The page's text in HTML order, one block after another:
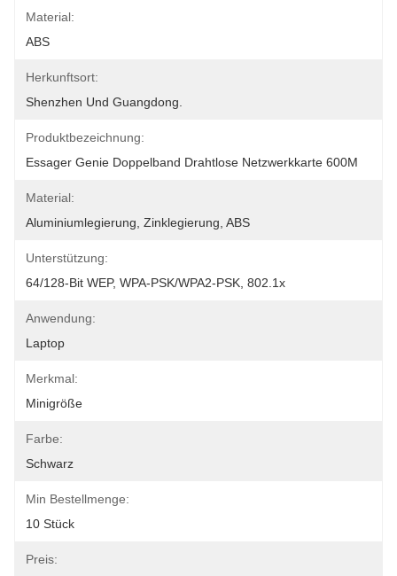
Material:
ABS
Herkunftsort:
Shenzhen Und Guangdong.
Produktbezeichnung:
Essager Genie Doppelband Drahtlose Netzwerkkarte 600M
Material:
Aluminiumlegierung, Zinklegierung, ABS
Unterstützung:
64/128-Bit WEP, WPA-PSK/WPA2-PSK, 802.1x
Anwendung:
Laptop
Merkmal:
Minigröße
Farbe:
Schwarz
Min Bestellmenge:
10 Stück
Preis: